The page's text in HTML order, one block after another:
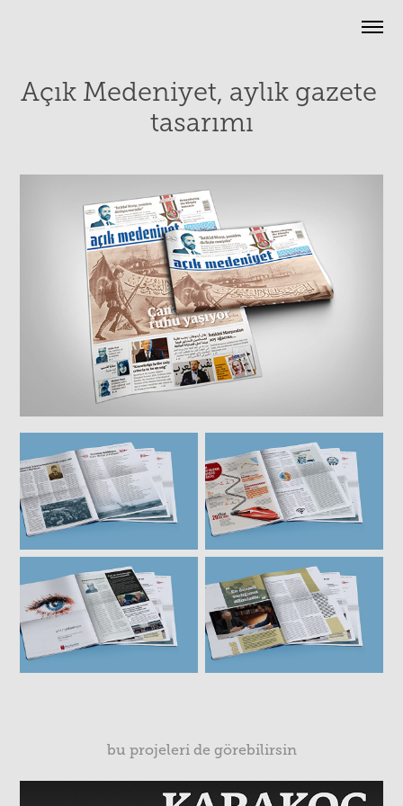
Açık Medeniyet, aylık gazete
tasarımı
bu projeleri de görebilirsin